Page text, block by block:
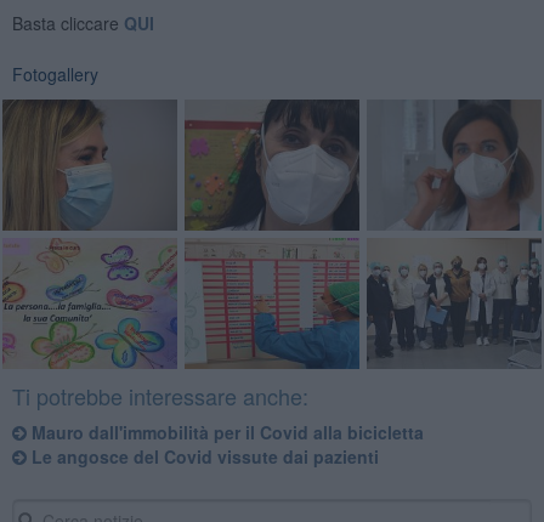
Basta cliccare QUI
Fotogallery
Ti potrebbe interessare anche:
Mauro dall'immobilità per il Covid alla bicicletta
Le angosce del Covid vissute dai pazienti